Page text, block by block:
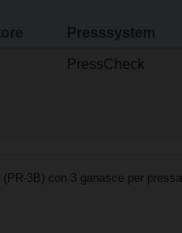
Presssystem
PressCheck
3B) con 3 ganasce per